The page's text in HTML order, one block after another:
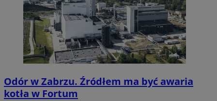
Odór w Zabrzu. Źródłem ma być awaria
kotła w Fortum